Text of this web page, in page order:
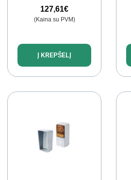
127,61€
(Kaina su PVM)
Į KREPŠELĮ